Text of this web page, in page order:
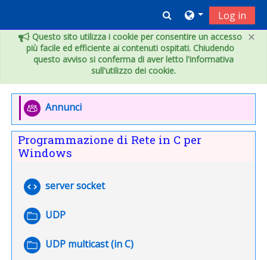
×
Questo sito utilizza i cookie per consentire un accesso
più facile ed efficiente ai contenuti ospitati. Chiudendo
questo avviso si conferma di aver letto l'informativa
sull'utilizzo dei cookie.
Toggle search
Log in
Indice degli argomenti
Introduzione
Annunci
Forum
Programmazione di Rete in C per
Windows
server socket
File
UDP
Cartella
UDP multicast (in C)
Cartella